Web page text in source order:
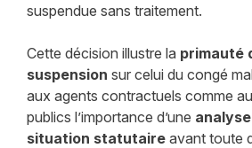
suspendue sans traitement.
Cette décision illustre la primauté
suspension sur celui du congé
aux agents contractuels comme
publics l’importance d’une
situation statutaireavant toute